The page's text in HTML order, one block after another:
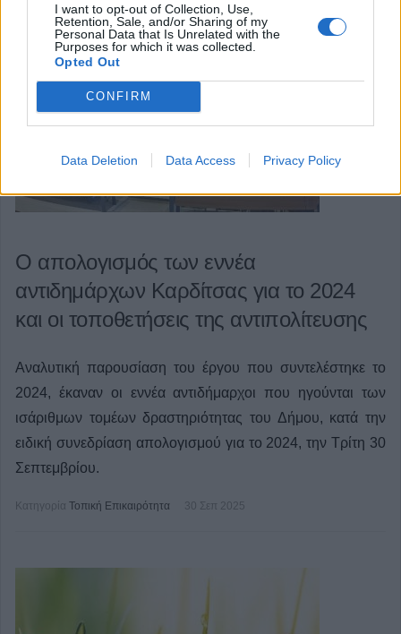
I want to opt-out of Collection, Use,
Retention, Sale, and/or Sharing of my
Personal Data that Is Unrelated with the
Purposes for which it was collected.
Opted Out
CONFIRM
Data Deletion Data Access Privacy Policy
Ο απολογισμός των εννέα
αντιδημάρχων Καρδίτσας για το 2024
και οι τοποθετήσεις της αντιπολίτευσης
Αναλυτική παρουσίαση του έργου που συντελέστηκε το
2024, έκαναν οι εννέα αντιδήμαρχοι που ηγούνται των
ισάριθμων τομέων δραστηριότητας του Δήμου, κατά την
ειδική συνεδρίαση απολογισμού για το 2024, την Τρίτη 30
Σεπτεμβρίου.
Κατηγορία Τοπική Επικαιρότητα 30 Σεπ 2025